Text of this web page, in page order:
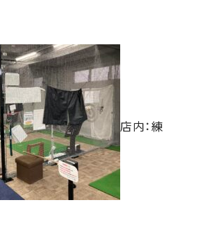
店内：練